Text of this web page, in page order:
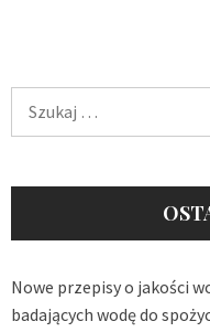
Nowe przepisy o jakości
badających wodę do